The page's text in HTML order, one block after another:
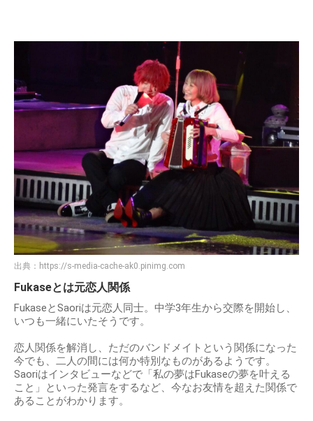
出典： https://s-media-cache-ak0.pinimg.com
Fukaseとは元恋人関係
FukaseとSaoriは元恋人同士。中学3年生から交際を開始し、
いつも一緒にいたそうです。
恋人関係を解消し、ただのバンドメイトという関係になった
今でも、二人の間には何か特別なものがあるようです。
Saoriはインタビューなどで「私の夢はFukaseの夢を叶える
こと」といった発言をするなど、今なお友情を超えた関係で
あることがわかります。